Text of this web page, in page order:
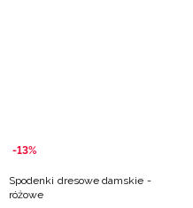
-13%
Spodenki dresowe damskie -
różowe